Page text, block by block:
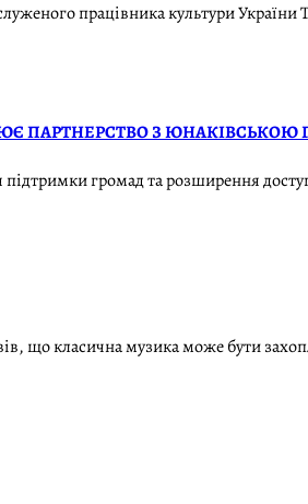
працівника культури
ПАРТНЕРСТВО З
підтримки громад та розширення
що класична музика може бути